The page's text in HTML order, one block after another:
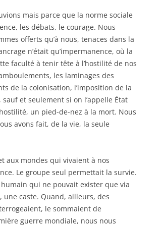
mais parce que la norme sociale
les débats, le courage. Nous
offerts qu’à nous, tenaces dans la
n’était qu’impermanence, où la
faculté à tenir tête à l’hostilité de nos
les laminages des
de la colonisation, l’imposition de la
et seulement si on l’appelle État
un pied-de-nez à la mort. Nous
avons fait, de la vie, la seule
aux mondes qui vivaient à nos
Le groupe seul permettait la survie.
qui ne pouvait exister que via
caste. Quand, ailleurs, des
le sommaient de
guerre mondiale, nous nous